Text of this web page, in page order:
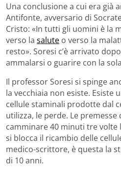
Una conclusione a cui era già
Antifonte, avversario di
Cristo: «In tutti gli uomini è la
verso la salute o verso la
resto». Soresi c’è arrivato
ammalarsi o guarire con la
Il professor Soresi si spinge
la vecchiaia non esiste. Esiste
cellule staminali prodotte dal
utilizza, le perde. Le
camminare 40 minuti tre
si blocca il ricambio delle
medico-scrittore, è questa la
di 10 anni.